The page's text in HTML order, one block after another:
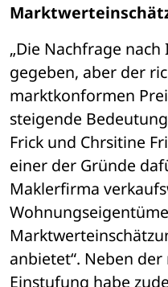
„Die Nachfrage
gegeben, aber der
marktkonformen
steigende
Frick und Chrsitine
einer der Gründe
Maklerfirma
anbietet“. Neben
Einstufung habe